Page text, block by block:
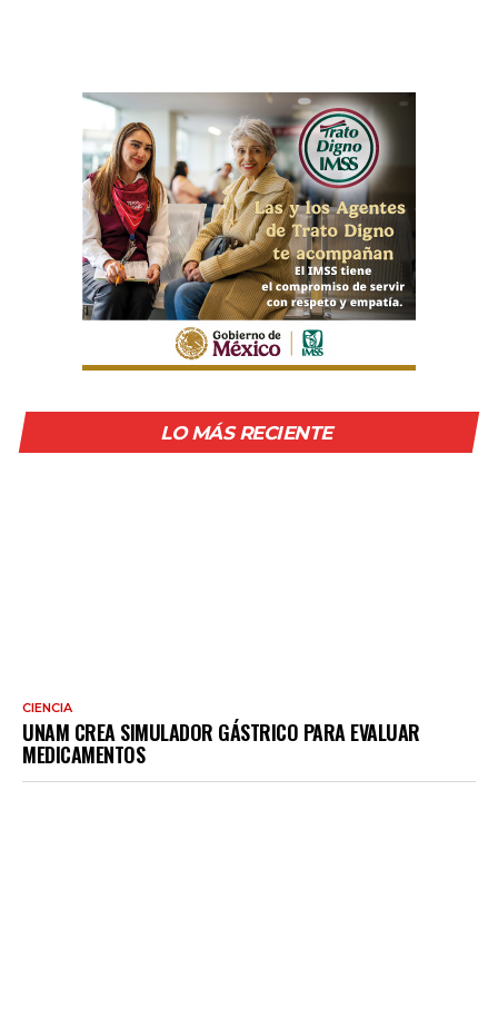
LO MÁS RECIENTE
CIENCIA
UNAM CREA SIMULADOR GÁSTRICO PARA EVALUAR
MEDICAMENTOS